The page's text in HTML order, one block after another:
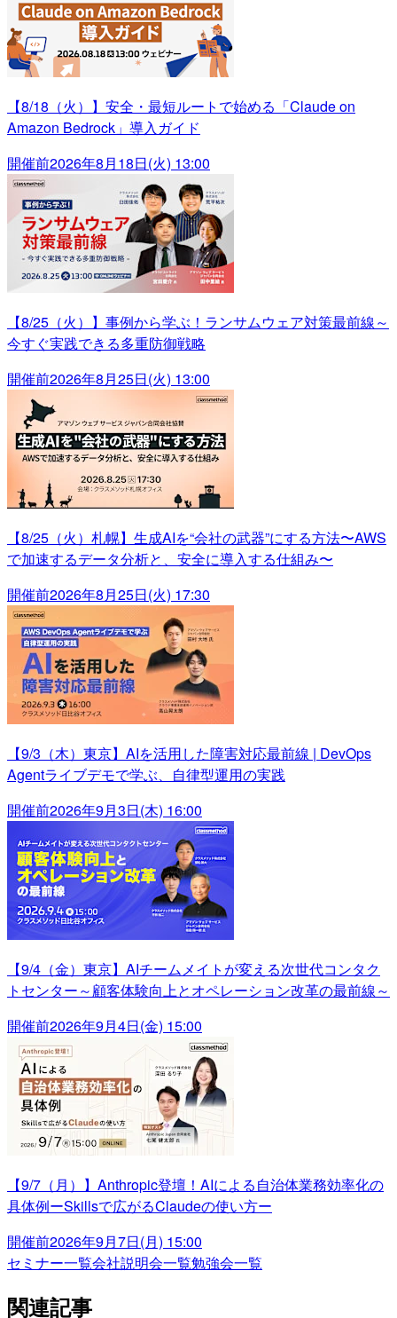
【8/18（火）】安全・最短ルートで始める「Claude on
Amazon Bedrock」導入ガイド
開催前2026年8月18日(火) 13:00
【8/25（火）】事例から学ぶ！ランサムウェア対策最前線～
今すぐ実践できる多重防御戦略
開催前2026年8月25日(火) 13:00
【8/25（火）札幌】生成AIを“会社の武器”にする方法〜AWS
で加速するデータ分析と、安全に導入する仕組み〜
開催前2026年8月25日(火) 17:30
【9/3（木）東京】AIを活用した障害対応最前線 | DevOps
Agentライブデモで学ぶ、自律型運用の実践
開催前2026年9月3日(木) 16:00
【9/4（金）東京】AIチームメイトが変える次世代コンタク
トセンター～顧客体験向上とオペレーション改革の最前線～
開催前2026年9月4日(金) 15:00
【9/7（月）】Anthropic登壇！AIによる自治体業務効率化の
具体例ーSkillsで広がるClaudeの使い方ー
開催前2026年9月7日(月) 15:00
セミナー一覧会社説明会一覧勉強会一覧
関連記事